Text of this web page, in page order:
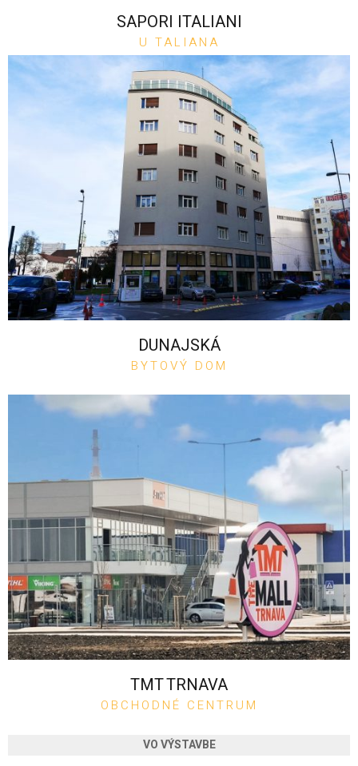
SAPORI ITALIANI
U TALIANA
DUNAJSKÁ
BYTOVÝ DOM
TMT TRNAVA
OBCHODNÉ CENTRUM
VO VÝSTAVBE